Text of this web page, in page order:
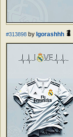
#313898 by Igorashhh